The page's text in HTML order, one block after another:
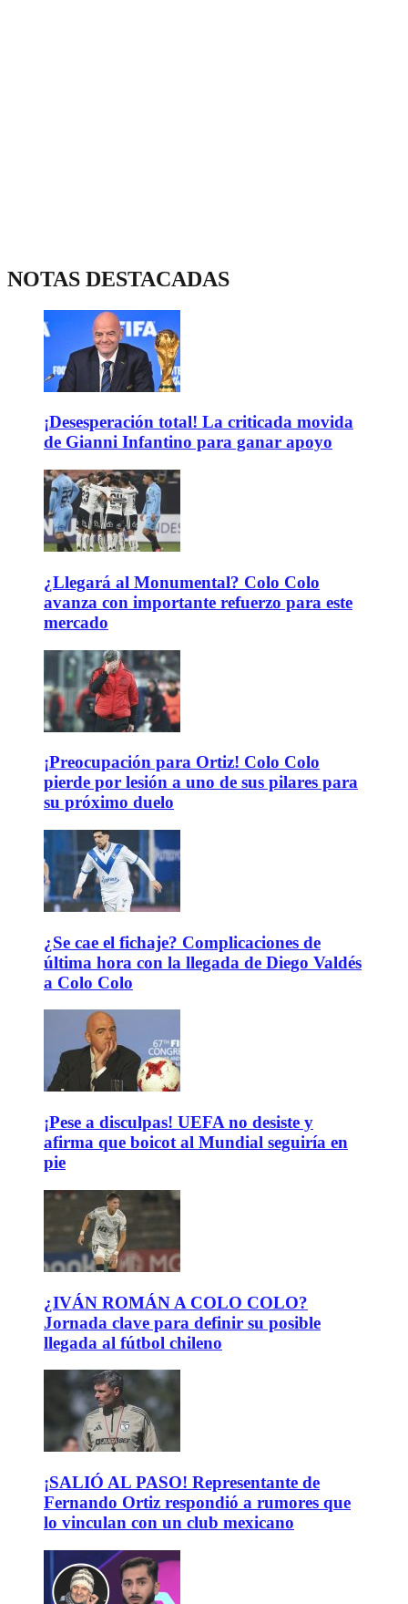
NOTAS DESTACADAS
¡Desesperación total! La criticada movida
de Gianni Infantino para ganar apoyo
¿Llegará al Monumental? Colo Colo
avanza con importante refuerzo para este
mercado
¡Preocupación para Ortiz! Colo Colo
pierde por lesión a uno de sus pilares para
su próximo duelo
¿Se cae el fichaje? Complicaciones de
última hora con la llegada de Diego Valdés
a Colo Colo
¡Pese a disculpas! UEFA no desiste y
afirma que boicot al Mundial seguiría en
pie
¿IVÁN ROMÁN A COLO COLO?
Jornada clave para definir su posible
llegada al fútbol chileno
¡SALIÓ AL PASO! Representante de
Fernando Ortiz respondió a rumores que
lo vinculan con un club mexicano